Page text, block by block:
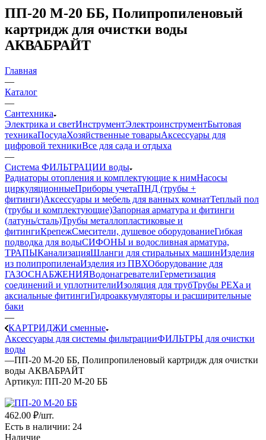
ПП-20 М-20 ББ, Полипропиленовый
картридж для очистки воды
АКВАБРАЙТ
Главная
—
Каталог
—
Сантехника
Электрика и светИнструментЭлектроинструментБытовая
техникаПосудаХозяйственные товарыАксессуары для
цифровой техникиВсе для сада и отдыха
—
Система ФИЛЬТРАЦИИ воды
Радиаторы отопления и комплектующие к нимНасосы
циркуляционныеПриборы учетаПНД (трубы +
фитинги)Аксессуары и мебель для ванных комнатТеплый пол
(трубы и комплектующие)Запорная арматура и фитинги
(латунь/сталь)Трубы металлопластиковые и
фитингиКрепежСмесители, душевое оборудованиеГибкая
подводка для водыСИФОНЫ и водосливная арматура,
ТРАПЫКанализацияШланги для стиральных машинИзделия
из полипропиленаИзделия из ПВХОборудование для
ГАЗОСНАБЖЕНИЯВодонагревателиГерметизация
соединений и уплотнителиИзоляция для трубТрубы PEXa и
аксиальные фитингиГидроаккумуляторы и расширительные
баки
—
КАРТРИДЖИ сменные
Аксессуары для системы фильтрацииФИЛЬТРЫ для очистки
воды
—ПП-20 М-20 ББ, Полипропиленовый картридж для очистки
воды АКВАБРАЙТ
Артикул: ПП-20 М-20 ББ
462.00 ₽/шт.
Есть в наличии: 24
Наличие